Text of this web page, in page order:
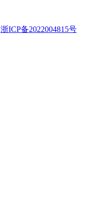
浙ICP备2022004815号